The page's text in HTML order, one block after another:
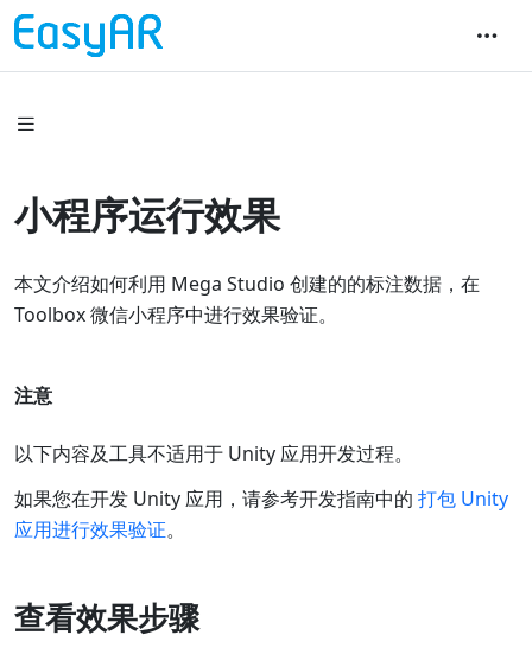
小程序运行效果
本文介绍如何利用 Mega Studio 创建的的标注数据，在
Toolbox 微信小程序中进行效果验证。
注意
以下内容及工具不适用于 Unity 应用开发过程。
如果您在开发 Unity 应用，请参考开发指南中的 打包 Unity
应用进行效果验证。
查看效果步骤